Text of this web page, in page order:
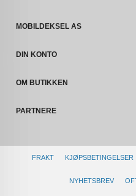
MOBILDEKSEL AS
DIN KONTO
OM BUTIKKEN
PARTNERE
FRAKT KJØPSBETINGELSER
NYHETSBREV